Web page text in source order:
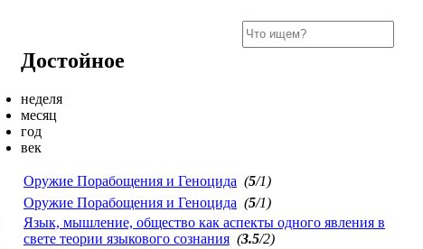
Достойное
неделя
месяц
год
век
Оружие Порабощения и Геноцида (5/1)
Оружие Порабощения и Геноцида (5/1)
Язык, мышление, общество как аспекты одного явления в
свете теории языкового сознания (3.5/2)